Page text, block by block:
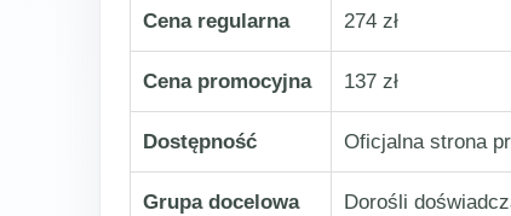
Cena regularna 274 zł
Cena promocyjna 137 zł
Dostępność Oficjalna strona
Grupa docelowa Dorośli